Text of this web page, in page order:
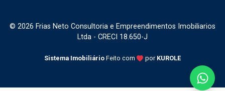
© 2026 Frias Neto Consultoria e Empreendimentos Imobiliarios
Ltda - CRECI 18.650-J
Sistema Imobiliário Feito com por KUROLE